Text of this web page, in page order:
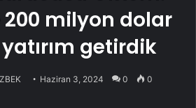
200 milyon dolar
getirdik
Haziran 3, 2024 0 0